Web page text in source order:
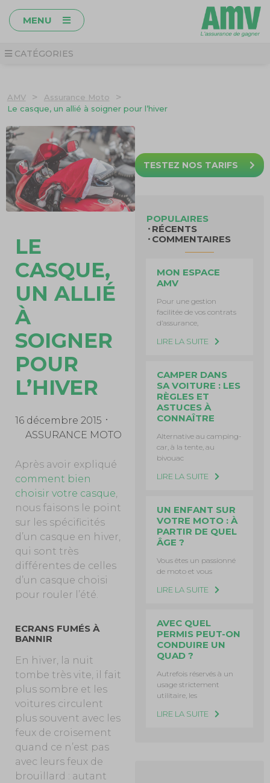
MENU
CATÉGORIES
AMV > Assurance Moto >
Le casque, un allié à soigner pour l’hiver
LE
CASQUE,
UN ALLIÉ
À
SOIGNER
POUR
L’HIVER
16 décembre 2015
ASSURANCE MOTO
Après avoir expliqué
comment bien
choisir votre casque,
nous faisons le point
sur les spécificités
d’un casque en hiver,
qui sont très
différentes de celles
d’un casque choisi
pour rouler l’été.
ECRANS FUMÉS À
BANNIR
En hiver, la nuit
tombe très vite, il fait
plus sombre et les
voitures circulent
plus souvent avec les
feux de croisement
quand ce n’est pas
avec leurs feux de
brouillard : autant
TESTEZ NOS TARIFS
POPULAIRES
RÉCENTS
COMMENTAIRES
MON ESPACE
AMV
Pour une gestion
facilitée de vos contrats
d’assurance,
LIRE LA SUITE
CAMPER DANS
SA VOITURE : LES
RÈGLES ET
ASTUCES À
CONNAÎTRE
Alternative au camping-
car, à la tente, au
bivouac
LIRE LA SUITE
UN ENFANT SUR
VOTRE MOTO : À
PARTIR DE QUEL
ÂGE ?
Vous êtes un passionné
de moto et vous
LIRE LA SUITE
AVEC QUEL
PERMIS PEUT-ON
CONDUIRE UN
QUAD ?
Autrefois réservés à un
usage strictement
utilitaire, les
LIRE LA SUITE